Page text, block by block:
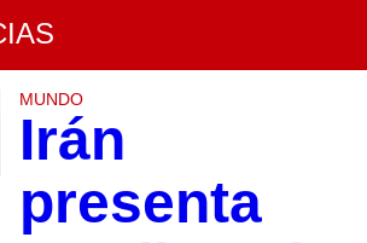
MUNDO
Irán
presenta